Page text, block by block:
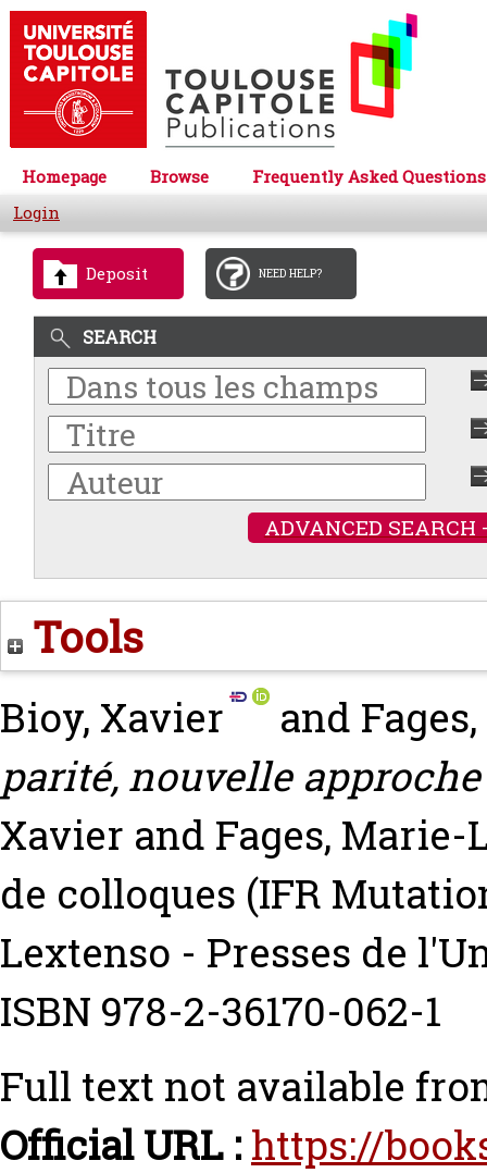
Homepage Browse
Frequently Asked Questions
Login
Deposit NEED HELP?
SEARCH
ADVANCED SEARCH
Tools
Bioy, Xavier and
parité, nouvelle
Xavier and Fages, Marie-
de colloques (IFR
Lextenso - Presses de
ISBN 978-2-36170-062-1
Full text not available
Official URL : https://